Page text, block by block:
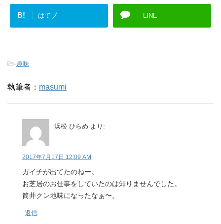
B! はてブ LINE
-趣味
執筆者： masumi
浜松 ひらめ より:
2017年7月17日 12:09 AM
ガイチが出てたのねー。
お芝居のお仕事をしていたのは知りませんでした。
筒井クン地味になったなぁ〜。
返信